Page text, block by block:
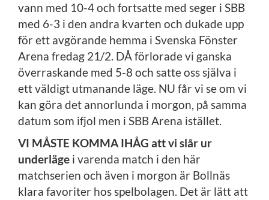
vann med 10-4 och fortsatte med seger i SBB
med 6-3 i den andra kvarten och dukade upp
för ett avgörande hemma i Svenska Fönster
Arena fredag 21/2. DÅ förlorade vi ganska
överraskande med 5-8 och satte oss själva i
ett väldigt utmanande läge. NU får vi se om vi
kan göra det annorlunda i morgon, på samma
datum som ifjol men i SBB Arena istället.
VI MÅSTE KOMMA IHÅG att vi slår ur
underläge i varenda match i den här
matchserien och även i morgon är Bollnäs
klara favoriter hos spelbolagen. Det är lätt att